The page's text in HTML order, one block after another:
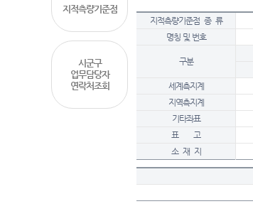
지적측량기준점
시군구
업무담당자
연락처조회
지적측량기준점 종 류
명칭 및 번호
구분
세계측지계
지역측지계
기타좌표
표 고
소 재 지